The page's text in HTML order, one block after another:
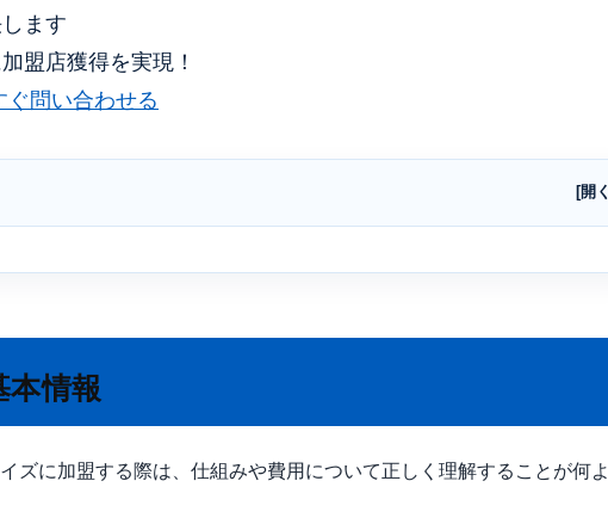
ます
盟店獲得を実現！
ぐ問い合わせる
情報
ズに加盟する際は、仕組みや費用について正しく理解することが何